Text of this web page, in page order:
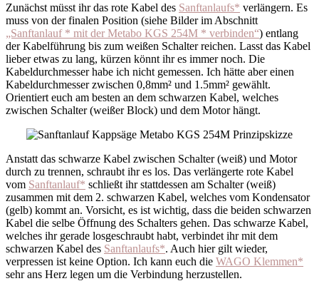
Zunächst müsst ihr das rote Kabel des Sanftanlaufs* verlängern. Es
muss von der finalen Position (siehe Bilder im Abschnitt
„Sanftanlauf * mit der Metabo KGS 254M * verbinden“) entlang
der Kabelführung bis zum weißen Schalter reichen. Lasst das Kabel
lieber etwas zu lang, kürzen könnt ihr es immer noch. Die
Kabeldurchmesser habe ich nicht gemessen. Ich hätte aber einen
Kabeldurchmesser zwischen 0,8mm² und 1.5mm² gewählt.
Orientiert euch am besten an dem schwarzen Kabel, welches
zwischen Schalter (weißer Block) und dem Motor hängt.
Anstatt das schwarze Kabel zwischen Schalter (weiß) und Motor
durch zu trennen, schraubt ihr es los. Das verlängerte rote Kabel
vom Sanftanlauf* schließt ihr stattdessen am Schalter (weiß)
zusammen mit dem 2. schwarzen Kabel, welches vom Kondensator
(gelb) kommt an. Vorsicht, es ist wichtig, dass die beiden schwarzen
Kabel die selbe Öffnung des Schalters gehen. Das schwarze Kabel,
welches ihr gerade losgeschraubt habt, verbindet ihr mit dem
schwarzen Kabel des Sanftanlaufs*. Auch hier gilt wieder,
verpressen ist keine Option. Ich kann euch die WAGO Klemmen*
sehr ans Herz legen um die Verbindung herzustellen.